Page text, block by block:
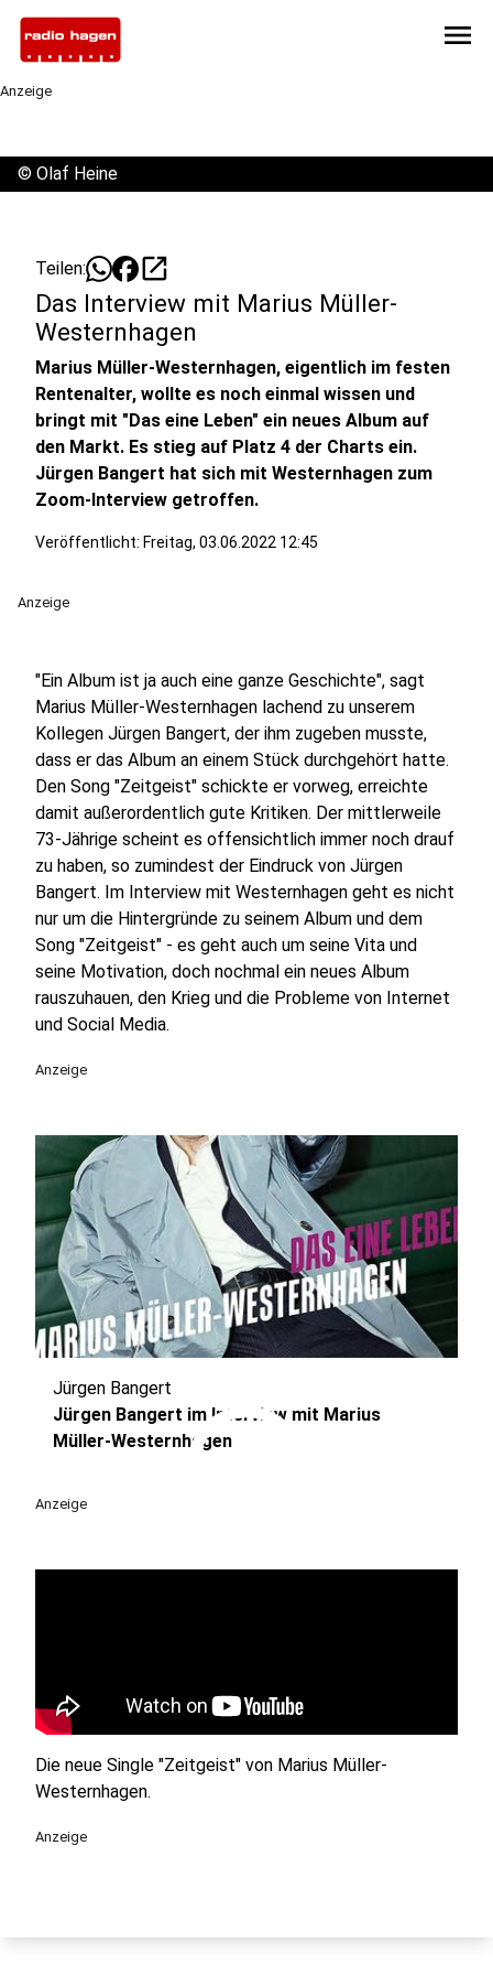
menu
Anzeige
© Olaf Heine
Teilen: open_in_new
Das Interview mit Marius Müller-
Westernhagen
Marius Müller-Westernhagen, eigentlich im festen
Rentenalter, wollte es noch einmal wissen und
bringt mit "Das eine Leben" ein neues Album auf
den Markt. Es stieg auf Platz 4 der Charts ein.
Jürgen Bangert hat sich mit Westernhagen zum
Zoom-Interview getroffen.
Veröffentlicht: Freitag, 03.06.2022 12:45
Anzeige
"Ein Album ist ja auch eine ganze Geschichte", sagt
Marius Müller-Westernhagen lachend zu unserem
Kollegen Jürgen Bangert, der ihm zugeben musste,
dass er das Album an einem Stück durchgehört hatte.
Den Song "Zeitgeist" schickte er vorweg, erreichte
damit außerordentlich gute Kritiken. Der mittlerweile
73-Jährige scheint es offensichtlich immer noch drauf
zu haben, so zumindest der Eindruck von Jürgen
Bangert. Im Interview mit Westernhagen geht es nicht
nur um die Hintergründe zu seinem Album und dem
Song "Zeitgeist" - es geht auch um seine Vita und
seine Motivation, doch nochmal ein neues Album
rauszuhauen, den Krieg und die Probleme von Internet
und Social Media.
Anzeige
play_circle
Jürgen Bangert
Jürgen Bangert im Interview mit Marius
Müller-Westernhagen
Anzeige
Die neue Single "Zeitgeist" von Marius Müller-
Westernhagen.
Anzeige